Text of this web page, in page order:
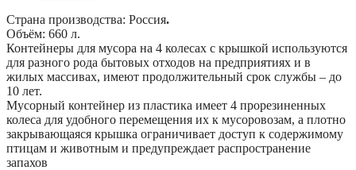
Страна производства: Россия.
Объём: 660 л.
Контейнеры для мусора на 4 колесах с крышкой используются
для разного рода бытовых отходов на предприятиях и в
жилых массивах, имеют продолжительный срок службы – до
10 лет.
Мусорный контейнер из пластика имеет 4 прорезиненных
колеса для удобного перемещения их к мусоровозам, а плотно
закрывающаяся крышка ограничивает доступ к содержимому
птицам и животным и предупреждает распространение
запахов